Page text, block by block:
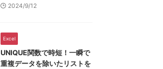
2024/9/12
Excel
UNIQUE関数で時短！一瞬で
重複データを除いたリストを